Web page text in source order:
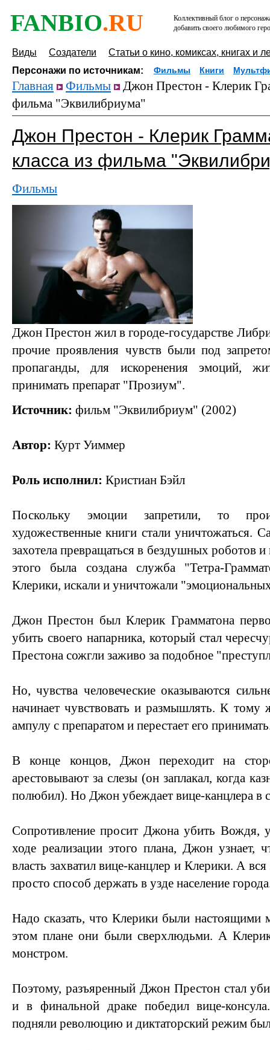
FANBIO.RU
Коллективный блог о
добавить своего любимого
Виды Создатели
Статьи о кино, комиксах, книгах и
Персонажи по источникам:
Фильмы Книги
Главная Фильмы
Джон Престон - Клерик
фильма "Эквилибриума"
Джон Престон - Клерик
класса из фильма
Фильмы
Джон Престон жил в городе-государстве
прочие проявления чувств были под
пропаганды, для искоренения эмоций,
принимать препарат "Прозиум".
Источник: фильм "Эквилибриум" (2002)
Автор: Курт Уиммер
Роль исполнил: Кристиан Бэйл
Поскольку эмоции запретили, то
художественные книги стали уничтожаться.
захотела превращаться в бездушных роботов и
этого была создана служба "Тетра-
Клерики, искали и уничтожали
Джон Престон был Клерик Грамматона
убить своего напарника, который стал
Престона сожгли заживо за подобное
Но, чувства человеческие оказываются
начинает чувствовать и размышлять. К тому
ампулу с препаратом и перестает его
В конце концов, Джон переходит на
арестовывают за слезы (он заплакал, когда
полюбил). Но Джон убеждает вице-канцлера в
Сопротивление просит Джона убить Вождя,
ходе реализации этого плана, Джон
власть захватил вице-канцлер и Клерики. А
просто способ держать в узде население
Надо сказать, что Клерики были настоящими
этом плане они были сверхлюдьми. А
монстром.
Поэтому, разъяренный Джон Престон стал
и в финальной драке победил вице-
подняли революцию и диктаторский режим